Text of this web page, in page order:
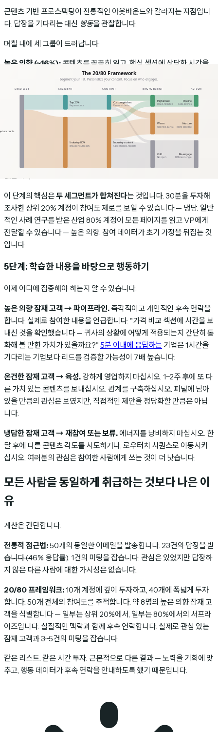
콘텐츠 기반 프로스펙팅이 전통적인 아웃바운드와 갈라지는 지점입니
다. 답장을 기다리는 대신 행동을 관찰합니다.
며칠 내에 세 그룹이 드러납니다:
높은 의향 (~16%): 콘텐츠를 꼼꼼히 읽고, 핵심 섹션에 상당한 시간을
보내고, 재방문하거나 동료에게 전달한 잠재 고객입니다. 이것은 강력
한 구매 신호입니다 —B2B 마케터의 93%가 참여 데이터를 기반으로
행동할 때 더 높은 전환율을 보고합니다.
콘텐츠를 열어보고 어느 정도 시간을 보냈지만, 끝까지
읽지 않았거나 재방문하지 않았습니다. 관심은 있지만 긴급성은 없습니
이 단계의 핵심은두 세그먼트가 합쳐진다는 것입니다. 30분을 투자해
조사한 상위 20% 계정이 참여도 제로를 보일 수 있습니다 — 냉담. 일반
적인 사례 연구를 받은 산업 80% 계정이 모든 페이지를 읽고 VP에게
전달할 수 있습니다 — 높은 의향. 참여 데이터가 초기 가정을 뒤집는 것
입니다.
5단계: 학습한 내용을 바탕으로 행동하기
이제 어디에 집중해야 하는지 알 수 있습니다:
높은 의향 잠재 고객 → 파이프라인. 즉각적이고 개인적인 후속 연락을
합니다. 실제로 참여한 내용을 언급합니다: "가격 비교 섹션에 시간을 보
내신 것을 확인했습니다 — 귀사의 상황에 어떻게 적용되는지 간단히 통
화해 볼 만한 가치가 있을까요?" 5분 이내에 응답하는 기업은 1시간을
기다리는 기업보다 리드를 검증할 가능성이 7배 높습니다.
온건한 잠재 고객 → 육성. 강하게 영업하지 마십시오. 1~2주 후에 또 다
른 가치 있는 콘텐츠를 보내십시오. 관계를 구축하십시오. 퍼널에 남아
있을 만큼의 관심은 보였지만, 직접적인 제안을 정당화할 만큼은 아닙
니다.
냉담한 잠재 고객 → 재참여 또는 보류. 에너지를 낭비하지 마십시오. 한
달 후에 다른 콘텐츠 각도를 시도하거나, 로우터치 시퀀스로 이동시키
십시오. 여러분의 관심은 참여한 사람에게 쓰는 것이 더 낫습니다.
모든 사람을 동일하게 취급하는 것보다 나은 이
유
계산은 간단합니다.
전통적 접근법:50개의 동일한 이메일을 발송합니다. 23건의 답장을 받
습니다 (46% 응답률). 1건의 미팅을 잡습니다. 관심은 있었지만 답장하
지 않은 다른 사람에 대한 가시성은 없습니다.
20/80 프레임워크:10개 계정에 깊이 투자하고, 40개에 폭넓게 투자
합니다. 50개 전체의 참여도를 추적합니다. 약 8명의 높은 의향 잠재 고
객을 식별합니다 — 일부는 상위 20%에서, 일부는 80%에서의 서프라
이즈입니다. 실질적인 맥락과 함께 후속 연락합니다. 실제로 관심 있는
잠재 고객과 3~5건의 미팅을 잡습니다.
같은 리스트. 같은 시간 투자. 근본적으로 다른 결과 — 노력을 기회에 맞
추고, 행동 데이터가 후속 연락을 안내하도록 했기 때문입니다.